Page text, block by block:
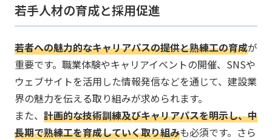
若手人材の育成と採用促進
​​​若者への魅力的なキャリアパスの提供と熟練工の育成が
重要です。​職業体験やキャリアイベントの開催、SNSや
ウェブサイトを活用した情報発信などを通じて、建設業
界の魅力を伝える取り組みが求められます。​
また、 ​​​計画的な技術訓練及びキャリアパスを明示し、中
長期で熟練工を育成していく取り組みも必須です。​さら